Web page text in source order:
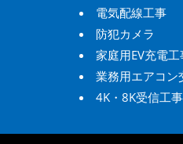
電気配線工事
防犯カメラ
家庭用EV充電工
業務用エアコン
4K・8K受信工事